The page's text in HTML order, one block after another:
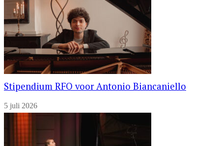
Stipendium RFO voor Antonio Biancaniello
5 juli 2026